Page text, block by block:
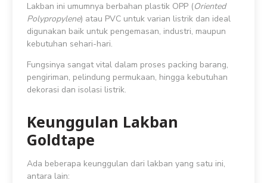
Lakban ini umumnya berbahan plastik OPP (Oriented
Polypropylene) atau PVC untuk varian listrik dan ideal
digunakan baik untuk pengemasan, industri, maupun
kebutuhan sehari-hari.
Fungsinya sangat vital dalam proses packing barang,
pengiriman, pelindung permukaan, hingga kebutuhan
dekorasi dan isolasi listrik.
Keunggulan Lakban
Goldtape
Ada beberapa keunggulan dari lakban yang satu ini,
antara lain: